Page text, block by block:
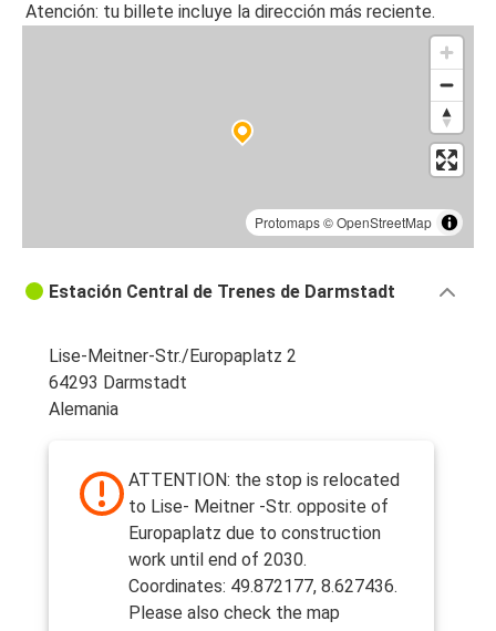
Atención: tu billete incluye la dirección más reciente.
Protomaps©OpenStreetMap
Estación Central de Trenes de Darmstadt
Lise-Meitner-Str./Europaplatz 2
64293 Darmstadt
Alemania
ATTENTION: the stop is relocated
to Lise- Meitner -Str. opposite of
Europaplatz due to construction
work until end of 2030.
Coordinates: 49.872177, 8.627436.
Please also check the map